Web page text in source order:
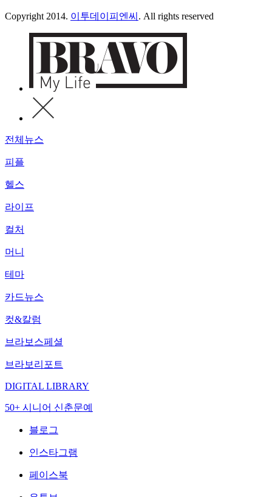
Copyright 2014. 이투데이피엔씨 . All rights reserved
전체뉴스
피플
헬스
라이프
컬처
머니
테마
카드뉴스
컷&칼럼
브라보스페셜
브라보리포트
DIGITAL LIBRARY
50+ 시니어 신춘문예
블로그
인스타그램
페이스북